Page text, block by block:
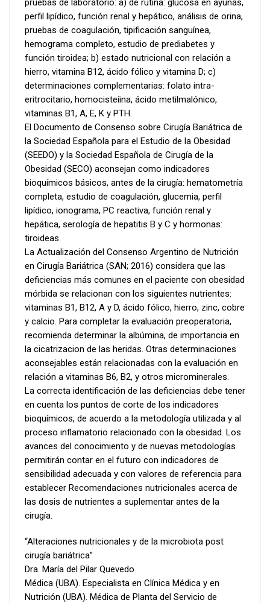
pruebas de laboratorio: a) de rutina: glucosa en ayunas,
perfil lipídico, función renal y hepático, análisis de orina,
pruebas de coagulación, tipificación sanguínea,
hemograma completo, estudio de prediabetes y
función tiroidea; b) estado nutricional con relación a
hierro, vitamina B12, ácido fólico y vitamina D; c)
determinaciones complementarias: folato intra-
eritrocitario, homocisteíina, ácido metilmalónico,
vitaminas B1, A, E, K y PTH.
El Documento de Consenso sobre Cirugía Bariátrica de
la Sociedad Española para el Estudio de la Obesidad
(SEEDO) y la Sociedad Española de Cirugía de la
Obesidad (SECO) aconsejan como indicadores
bioquímicos básicos, antes de la cirugía: hematometría
completa, estudio de coagulación, glucemia, perfil
lipídico, ionograma, PC reactiva, función renal y
hepática, serología de hepatitis B y C y hormonas:
tiroideas.
La Actualización del Consenso Argentino de Nutrición
en Cirugía Bariátrica (SAN; 2016) considera que las
deficiencias más comunes en el paciente con obesidad
mórbida se relacionan con los siguientes nutrientes:
vitaminas B1, B12, A y D, ácido fólico, hierro, zinc, cobre
y calcio. Para completar la evaluación preoperatoria,
recomienda determinar la albúmina, de importancia en
la cicatrizacion de las heridas. Otras determinaciones
aconsejables están relacionadas con la evaluación en
relación a vitaminas B6, B2, y otros microminerales.
La correcta identificación de las deficiencias debe tener
en cuenta los puntos de corte de los indicadores
bioquímicos, de acuerdo a la metodología utilizada y al
proceso inflamatorio relacionado con la obesidad. Los
avances del conocimiento y de nuevas metodologías
permitirán contar en el futuro con indicadores de
sensibilidad adecuada y con valores de referencia para
establecer Recomendaciones nutricionales acerca de
las dosis de nutrientes a suplementar antes de la
cirugía.
“Alteraciones nutricionales y de la microbiota post
cirugía bariátrica”
Dra. María del Pilar Quevedo
Médica (UBA). Especialista en Clínica Médica y en
Nutrición (UBA). Médica de Planta del Servicio de